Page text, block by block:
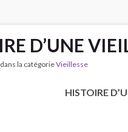
D’UNE
dans la catégorieVieillesse
HISTOIRE